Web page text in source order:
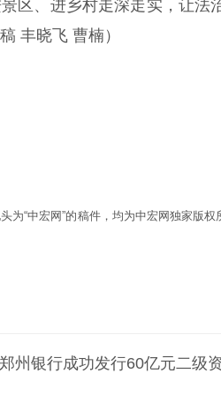
区、进乡村走深走实，让法
丰晓飞 曹楠）
头为“中宏网”的稿件，均为中宏网独家版
郑州银行成功发行60亿元二级